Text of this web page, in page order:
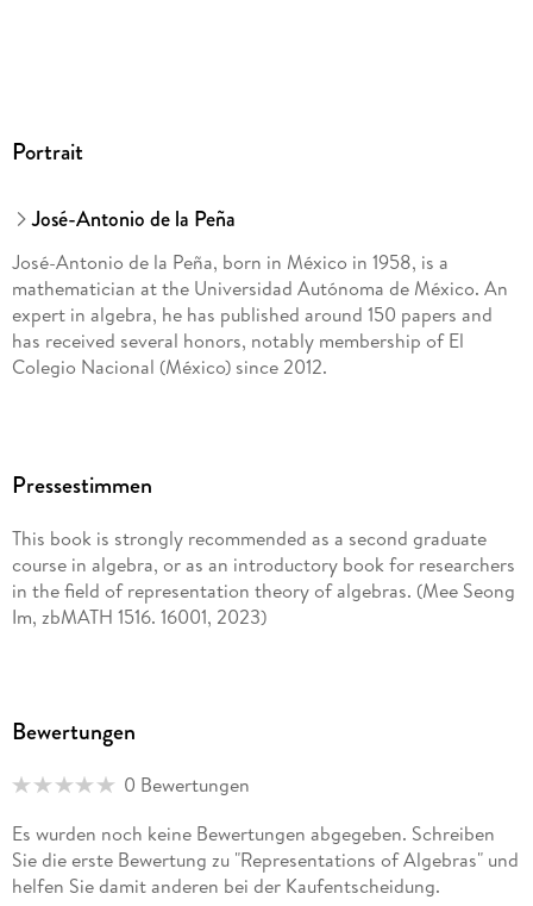
Portrait
José-Antonio de la Peña
José-Antonio de la Peña, born in México in 1958, is a
mathematician at the Universidad Autónoma de México. An
expert in algebra, he has published around 150 papers and
has received several honors, notably membership of El
Colegio Nacional (México) since 2012.
Pressestimmen
This book is strongly recommended as a second graduate
course in algebra, or as an introductory book for researchers
in the field of representation theory of algebras. (Mee Seong
Im, zbMATH 1516. 16001, 2023)
Bewertungen
0 Bewertungen
Es wurden noch keine Bewertungen abgegeben. Schreiben
Sie die erste Bewertung zu "Representations of Algebras" und
helfen Sie damit anderen bei der Kaufentscheidung.